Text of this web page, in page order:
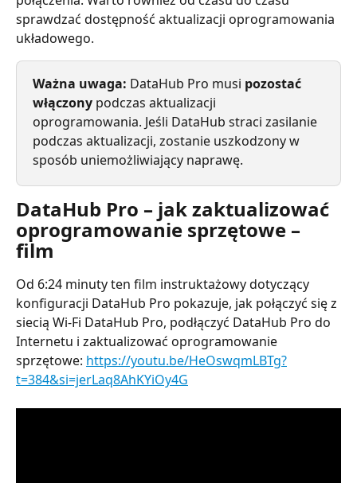
sprawdzać dostępność aktualizacji oprogramowania
układowego.
Ważna uwaga: DataHub Pro musi pozostać
włączony podczas aktualizacji
oprogramowania. Jeśli DataHub straci zasilanie
podczas aktualizacji, zostanie uszkodzony w
sposób uniemożliwiający naprawę.
DataHub Pro – jak zaktualizować
oprogramowanie sprzętowe –
film
Od 6:24 minuty ten film instruktażowy dotyczący
konfiguracji DataHub Pro pokazuje, jak połączyć się z
siecią Wi-Fi DataHub Pro, podłączyć DataHub Pro do
Internetu i zaktualizować oprogramowanie
sprzętowe: https://youtu.be/HeOswqmLBTg?
t=384&si=jerLaq8AhKYiOy4G